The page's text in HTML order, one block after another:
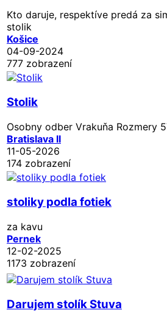
Kto daruje, respektíve predá za
stolik
Košice
04-09-2024
777 zobrazení
Stolik
Osobny odber Vrakuňa Rozmery
Bratislava II
11-05-2026
174 zobrazení
stoliky podla fotiek
za kavu
Pernek
12-02-2025
1173 zobrazení
Darujem stolík Stuva